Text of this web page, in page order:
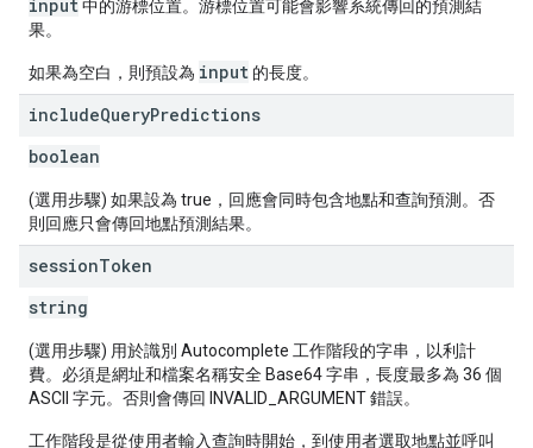
input中的游標位置。游標位置可能會影響系統傳回的預測結
果。
如果為空白，則預設為 input 的長度。
includeQueryPredictions
boolean
(選用步驟) 如果設為 true，回應會同時包含地點和查詢預測。否
則回應只會傳回地點預測結果。
sessionToken
string
(選用步驟) 用於識別 Autocomplete 工作階段的字串，以利計
費。必須是網址和檔案名稱安全 Base64 字串，長度最多為 36 個
ASCII 字元。否則會傳回 INVALID_ARGUMENT 錯誤。
工作階段是從使用者輸入查詢時開始，到使用者選取地點並呼叫